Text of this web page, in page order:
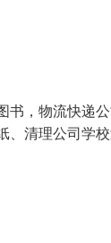
，物流快递
清理公司学校